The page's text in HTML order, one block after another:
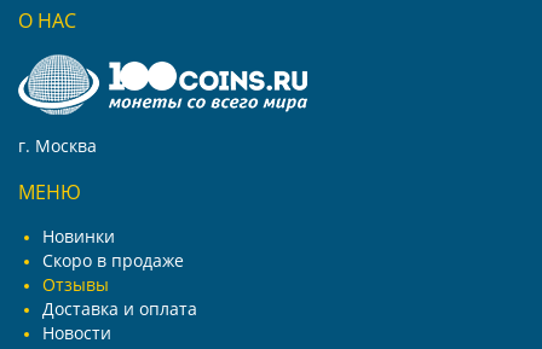
О НАС
г. Москва
МЕНЮ
Новинки
Скоро в продаже
Отзывы
Доставка и оплата
Новости